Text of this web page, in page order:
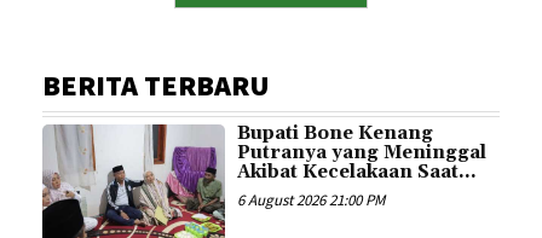
BERITA TERBARU
Bupati Bone Kenang
Putranya yang Meninggal
Akibat Kecelakaan Saat...
6 August 2026 21:00 PM